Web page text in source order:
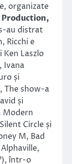
organizate
Production,
au distrat
Ricchi e
Ken Laszlo
Ivana
și
The show-a
și
Modern
Circle și
M, Bad
într-o